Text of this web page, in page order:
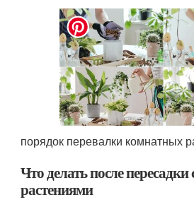
порядок перевалки комнатных
Что делать после
растениями